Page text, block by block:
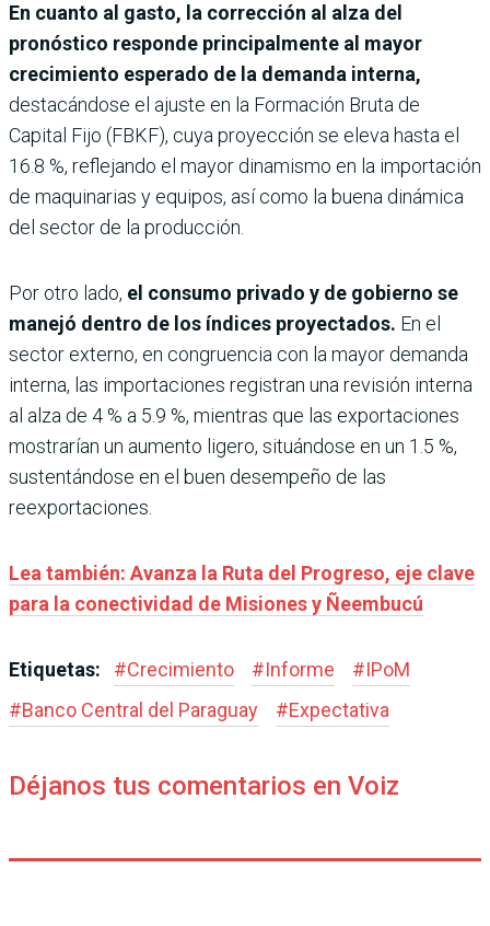
En cuanto al gasto, la corrección al alza del
pronóstico responde principalmente al mayor
crecimiento esperado de la demanda interna,
destacándose el ajuste en la Formación Bruta de
Capital Fijo (FBKF), cuya proyección se eleva hasta el
16.8 %, reflejando el mayor dinamismo en la importación
de maquinarias y equipos, así como la buena dinámica
del sector de la producción.
Por otro lado, el consumo privado y de gobierno se
manejó dentro de los índices proyectados. En el
sector externo, en congruencia con la mayor demanda
interna, las importaciones registran una revisión interna
al alza de 4 % a 5.9 %, mientras que las exportaciones
mostrarían un aumento ligero, situándose en un 1.5 %,
sustentándose en el buen desempeño de las
reexportaciones.
Lea también: Avanza la Ruta del Progreso, eje clave
para la conectividad de Misiones y Ñeembucú
Etiquetas: #Crecimiento #Informe #IPoM
#Banco Central del Paraguay #Expectativa
Déjanos tus comentarios en Voiz